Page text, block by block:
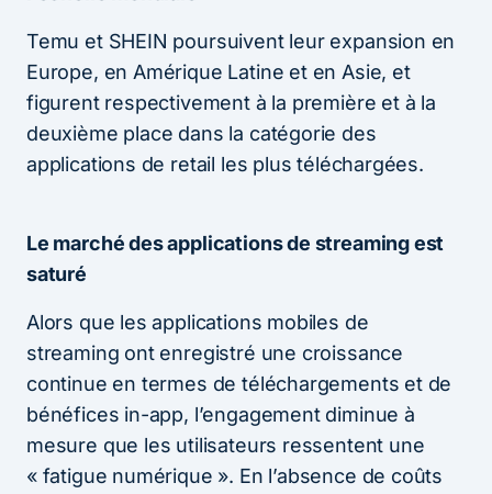
Temu et SHEIN poursuivent leur expansion en
Europe, en Amérique Latine et en Asie, et
figurent respectivement à la première et à la
deuxième place dans la catégorie des
applications de retail les plus téléchargées.
Le marché des applications de streaming est
saturé
Alors que les applications mobiles de
streaming ont enregistré une croissance
continue en termes de téléchargements et de
bénéfices in-app, l’engagement diminue à
mesure que les utilisateurs ressentent une
« fatigue numérique ». En l’absence de coûts